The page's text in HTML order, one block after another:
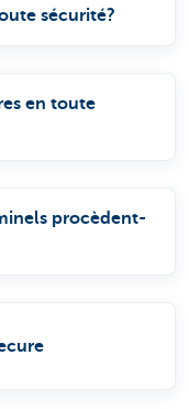
sécurité?
en toute
procèdent-